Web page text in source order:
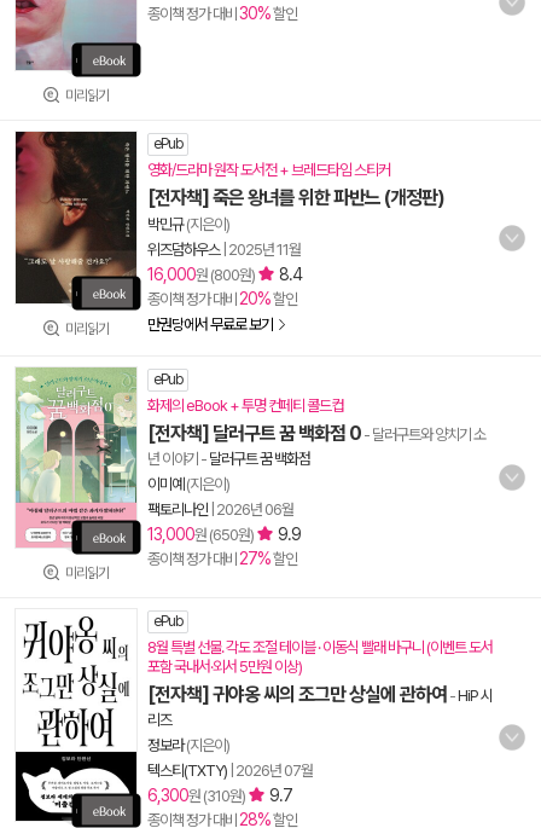
미리읽기
종이책 정가 대비 30%할인
미리읽기
ePub
영화/드라마 원작 도서전 + 브레드타임 스티커
[전자책] 죽은 왕녀를 위한 파반느 (개정판)
박민규(지은이)
위즈덤하우스| 2025년 11월
16,000원 (800원) 8.4
종이책 정가 대비 20%할인
만권당에서 무료로 보기
미리읽기
ePub
화제의 eBook + 투명 컨페티 콜드컵
[전자책] 달러구트 꿈 백화점 0 - 달러구트와 양치기 소
년 이야기 - 달러구트 꿈 백화점
이미예 (지은이)
팩토리나인 2026년 06월
13,000원 (650원) 9.9
종이책 정가 대비 27%할인
ePub
8월 특별 선물. 각도 조절 테이블 · 이동식 빨래 바구니 (이벤트 도서
포함 국내서·외서 5만원 이상)
[전자책] 귀야옹 씨의 조그만 상실에 관하여 -HiP 시
리즈
정보라(지은이)
텍스티(TXTY) 2026년 07월
6,300원 (310원) 9.7
종이책 정가 대비 28%할인